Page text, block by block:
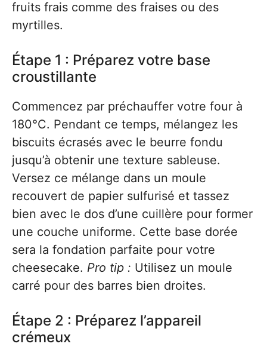
fruits frais comme des fraises ou des
myrtilles.
Étape 1 : Préparez votre base
croustillante
Commencez par préchauffer votre four à
180°C. Pendant ce temps, mélangez les
biscuits écrasés avec le beurre fondu
jusqu’à obtenir une texture sableuse.
Versez ce mélange dans un moule
recouvert de papier sulfurisé et tassez
bien avec le dos d’une cuillère pour former
une couche uniforme. Cette base dorée
sera la fondation parfaite pour votre
cheesecake. Pro tip : Utilisez un moule
carré pour des barres bien droites.
Étape 2 : Préparez l’appareil
crémeux